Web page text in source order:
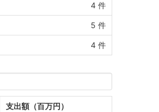
4 件
5 件
4 件
支出額（百万円）